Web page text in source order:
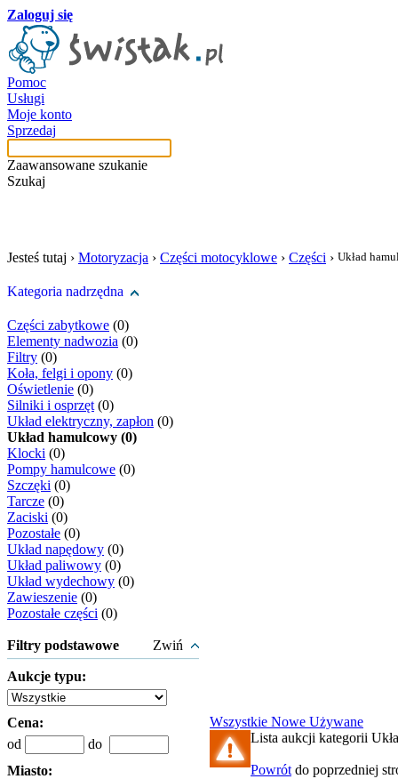
Zaloguj się
Pomoc
Usługi
Moje konto
Sprzedaj
Zaawansowane szukanie
Szukaj
Jesteś tutaj › Motoryzacja › Części motocyklowe › Części › Układ
Kategoria nadrzędna
Części zabytkowe (0)
Elementy nadwozia (0)
Filtry (0)
Koła, felgi i opony (0)
Oświetlenie (0)
Silniki i osprzęt (0)
Układ elektryczny, zapłon (0)
Układ hamulcowy (0)
Klocki (0)
Pompy hamulcowe (0)
Szczęki (0)
Tarcze (0)
Zaciski (0)
Pozostałe (0)
Układ napędowy (0)
Układ paliwowy (0)
Układ wydechowy (0)
Zawieszenie (0)
Pozostałe części (0)
Filtry podstawowe Zwiń
Aukcje typu:
Cena:
od
do
Miasto:
Wszystkie Nowe Używane
Lista aukcji kategorii
Powrót do poprzedniej